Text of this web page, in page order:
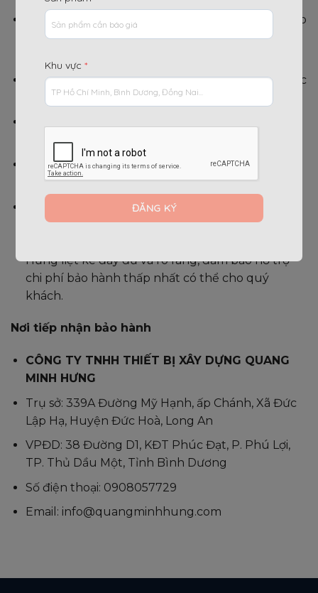
Đối với các trường hợp bảo hành ở gần, gửi lại bảo
hành, sẽ được nhân viên chụp lại ảnh sản phẩm
Hàng hoá khi gửi bảo hành phải đảm bảo đã được
vệ sinh lại thật sạch sẽ.
khi mua hàng.
Còn thời hạn bảo hành được ghi trên phiếu bảo
hành.
Một số máy không nằm trong danh sách được
bảo hành, tùy vào mức hư hại hoặc hao mòn của
Hưng liệt kê đầy đủ và rõ ràng, đảm bảo hỗ trợ
chi phí bảo hành thấp nhất có thể cho quý
khách.
Nơi tiếp nhận bảo hành
CÔNG TY TNHH THIẾT BỊ XÂY DỰNG QUANG
MINH HƯNG
Trụ sở: 339A Đường Mỹ Hạnh, ấp Chánh, Xã Đức
Lập Hạ, Huyện Đức Hoà, Long An
VPĐD: 38 Đường D1, KĐT Phúc Đạt, P. Phú Lợi,
TP. Thủ Dầu Một, Tỉnh Bình Dương
Số điện thoại: 0908057729
Email: info@quangminhhung.com
Khu vực *